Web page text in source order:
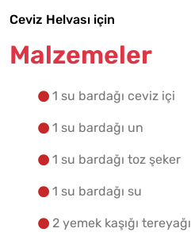
Ceviz Helvası için
Malzemeler
1 su bardağı ceviz içi
1 su bardağı un
1 su bardağı toz şeker
1 su bardağı su
2 yemek kaşığı tereyağı